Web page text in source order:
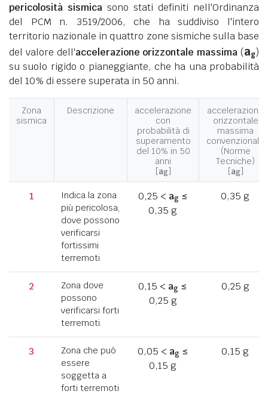
pericolosità sismica sono stati definiti nell'Ordinanza
del PCM n. 3519/2006, che ha suddiviso l'intero
territorio nazionale in quattro zone sismiche sulla base
del valore dell'accelerazione orizzontale massima (ag)
su suolo rigido o pianeggiante, che ha una probabilità
del 10% di essere superata in 50 anni.
Zona
sismica
Descrizione
accelerazione
con
probabilità di
superamento
del 10% in 50
anni
[ag]
accelerazione
orizzontale
massima
convenzionale
(Norme
Tecniche)
[ag]
1
Indica la zona
più pericolosa,
dove possono
verificarsi
fortissimi
terremoti.
0,25 < ag≤
0,35 g
0,35 g
2
Zona dove
possono
verificarsi forti
terremoti.
0,15 < ag ≤
0,25 g
0,25 g
3
Zona che può
essere
soggetta a
forti terremoti
0,05 < ag≤
0,15 g
0,15 g